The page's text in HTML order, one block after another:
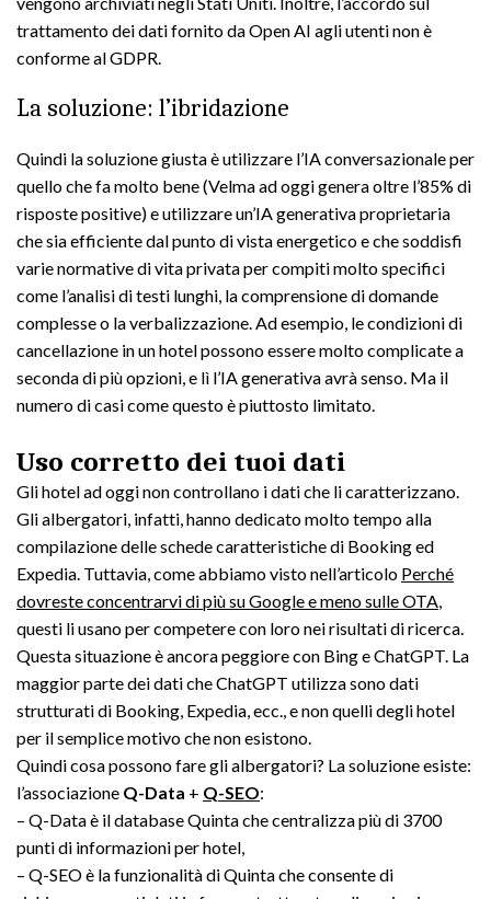
trattamento dei dati fornito da Open AI agli utenti non è
conforme al GDPR.
La soluzione: l’ibridazione
Quindi la soluzione giusta è utilizzare l’IA conversazionale per
quello che fa molto bene (Velma ad oggi genera oltre l’85% di
risposte positive) e utilizzare un’IA generativa proprietaria
che sia efficiente dal punto di vista energetico e che soddisfi
varie normative di vita privata per compiti molto specifici
come l’analisi di testi lunghi, la comprensione di domande
complesse o la verbalizzazione. Ad esempio, le condizioni di
cancellazione in un hotel possono essere molto complicate a
seconda di più opzioni, e lì l’IA generativa avrà senso. Ma il
numero di casi come questo è piuttosto limitato.
Uso corretto dei tuoi dati
Gli hotel ad oggi non controllano i dati che li caratterizzano.
Gli albergatori, infatti, hanno dedicato molto tempo alla
compilazione delle schede caratteristiche di Booking ed
Expedia. Tuttavia, come abbiamo visto nell’articolo Perché
dovreste concentrarvi di più su Google e meno sulle OTA,
questi li usano per competere con loro nei risultati di ricerca.
Questa situazione è ancora peggiore con Bing e ChatGPT. La
maggior parte dei dati che ChatGPT utilizza sono dati
strutturati di Booking, Expedia, ecc., e non quelli degli hotel
per il semplice motivo che non esistono.
Quindi cosa possono fare gli albergatori? La soluzione esiste:
l’associazione Q-Data + Q-SEO:
– Q-Data è il database Quinta che centralizza più di 3700
punti di informazioni per hotel,
– Q-SEO è la funzionalità di Quinta che consente di